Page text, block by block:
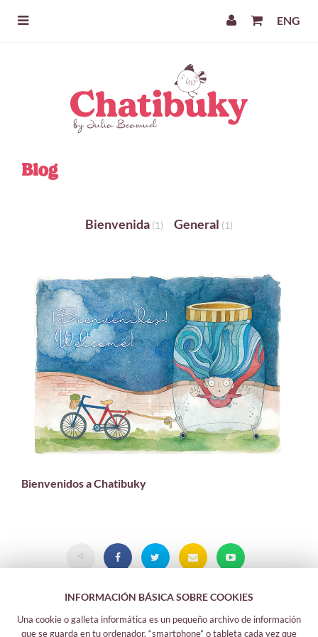
ENG
Blog
Bienvenida (1) General (1)
Bienvenidos a Chatibuky
INFORMACIÓN BÁSICA SOBRE COOKIES
Una cookie o galleta informática es un pequeño archivo de información
que se guarda en tu ordenador, “smartphone” o tableta cada vez que